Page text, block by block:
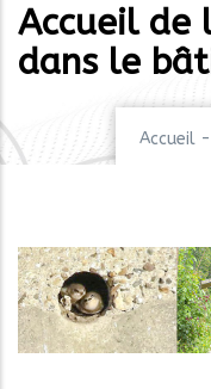
Accueil de
dans le
Accueil -